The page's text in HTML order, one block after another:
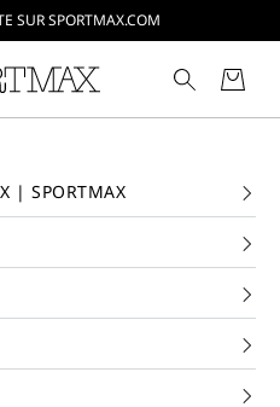
SUR SPORTMAX.COM
| SPORTMAX